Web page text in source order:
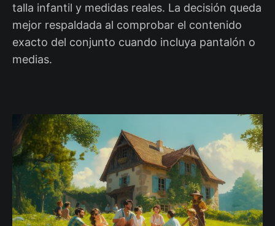
talla infantil y medidas reales. La decisión queda
mejor respaldada al comprobar el contenido
exacto del conjunto cuando incluya pantalón o
medias.